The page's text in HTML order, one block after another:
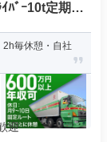
ﾊﾞｰ10t定期夜
毎休憩・自社
迎